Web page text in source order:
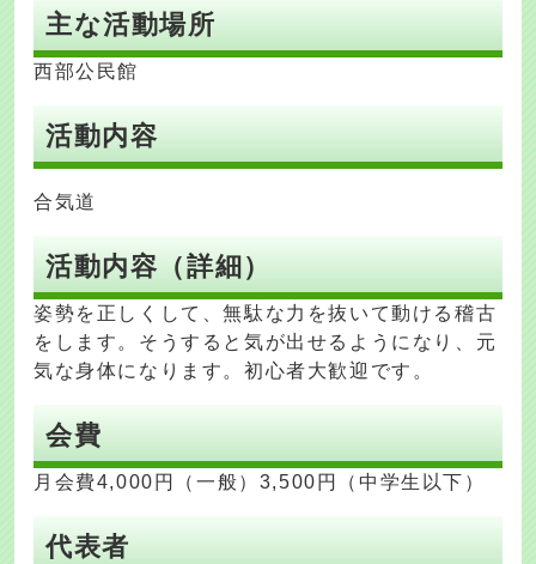
主な活動場所
西部公民館
活動内容
合気道
活動内容（詳細）
姿勢を正しくして、無駄な力を抜いて動ける稽古
をします。そうすると気が出せるようになり、元
気な身体になります。初心者大歓迎です。
会費
月会費4,000円（一般）3,500円（中学生以下）
代表者